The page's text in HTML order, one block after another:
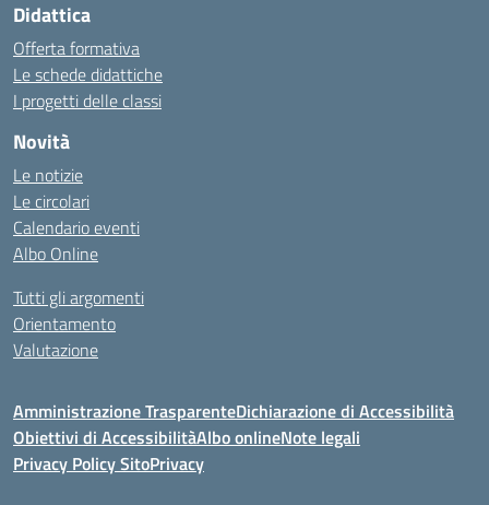
Didattica
Offerta formativa
Le schede didattiche
I progetti delle classi
Novità
Le notizie
Le circolari
Calendario eventi
Albo Online
Tutti gli argomenti
Orientamento
Valutazione
Amministrazione TrasparenteDichiarazione di Accessibilità
Obiettivi di AccessibilitàAlbo onlineNote legali
Privacy Policy SitoPrivacy